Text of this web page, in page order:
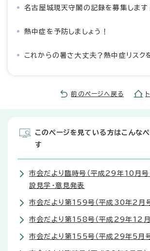
名古屋城現天守閣の記録を募集します
熱中症を予防しましょう！
これからの暑さ大丈夫？熱中症リスク
前のページへ戻る
このページを見ている方はこんな
す
市会だより臨時号（平成29年10月号
設見学・意見発表
市会だより第159号（平成30年2月号
市会だより第158号（平成29年12月
市会だより第155号（平成29年5月号